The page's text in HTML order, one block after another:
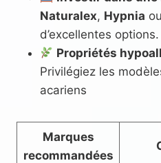
Naturalex, Hypnia ou
d’excellentes options.
Propriétés
Privilégiez les
acariens
Marques
recommandées